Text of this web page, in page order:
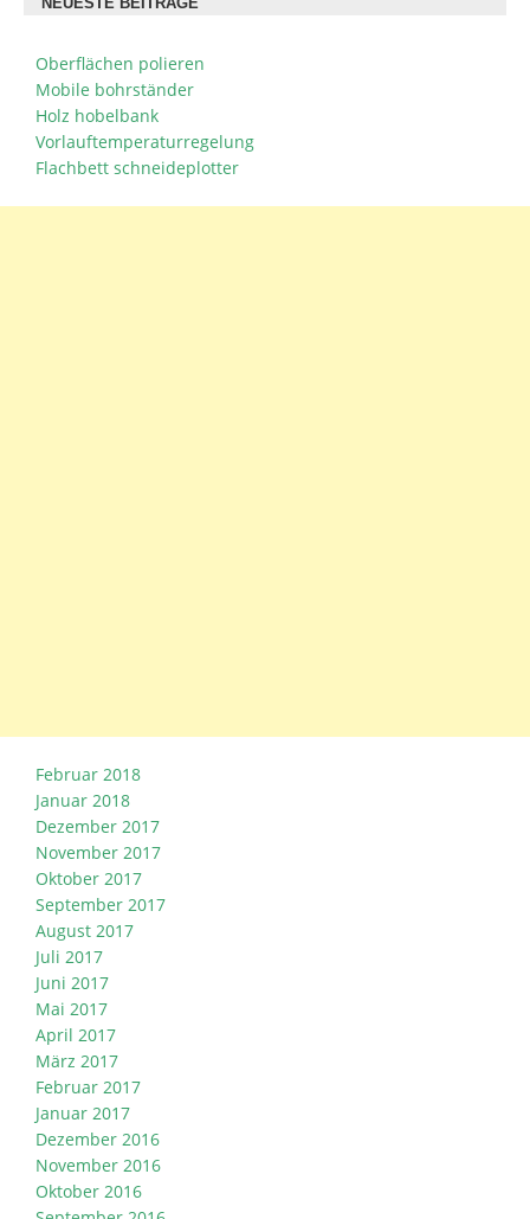
Oberflächen polieren
Mobile bohrständer
Holz hobelbank
Vorlauftemperaturregelung
Flachbett schneideplotter
Februar 2018
Januar 2018
Dezember 2017
November 2017
Oktober 2017
September 2017
August 2017
Juli 2017
Juni 2017
Mai 2017
April 2017
März 2017
Februar 2017
Januar 2017
Dezember 2016
November 2016
Oktober 2016